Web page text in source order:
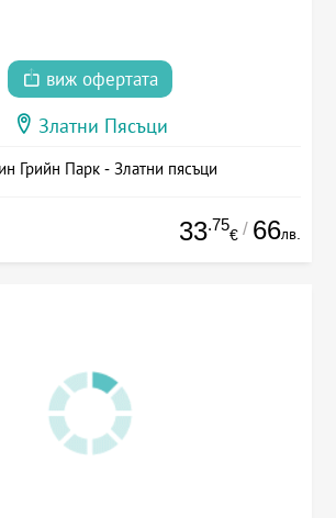
виж офертата
Златни Пясъци
Грийн Парк - Златни пясъци
33.75
€ / 66лв.